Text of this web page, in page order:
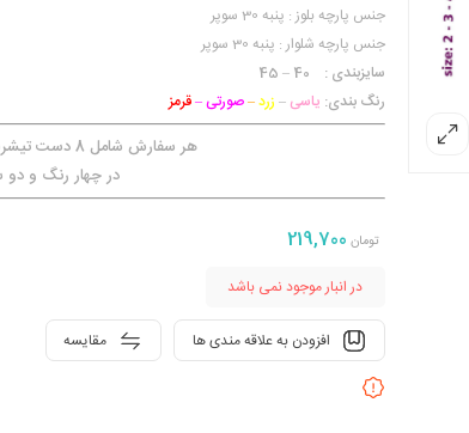
جنس پارچه بلوز : پنبه 30 سوپر
جنس پارچه شلوار : پنبه 30 سوپر
سایزبندی : 40 – 45
رنگ بندی: یاسی – زرد–صورتی –قرمز
هر سفارش شامل 8 دست تیشرت شلوار دخترانه
در چهار رنگ و دو
تومان219,700
در انبار موجود نمی باشد
مقایسه افزودن به علاقه مندی ها